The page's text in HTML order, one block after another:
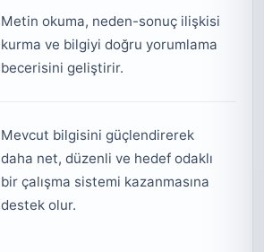
Metin okuma, neden-sonuç ilişkisi
kurma ve bilgiyi doğru yorumlama
becerisini geliştirir.
Mevcut bilgisini güçlendirerek
daha net, düzenli ve hedef odaklı
bir çalışma sistemi kazanmasına
destek olur.